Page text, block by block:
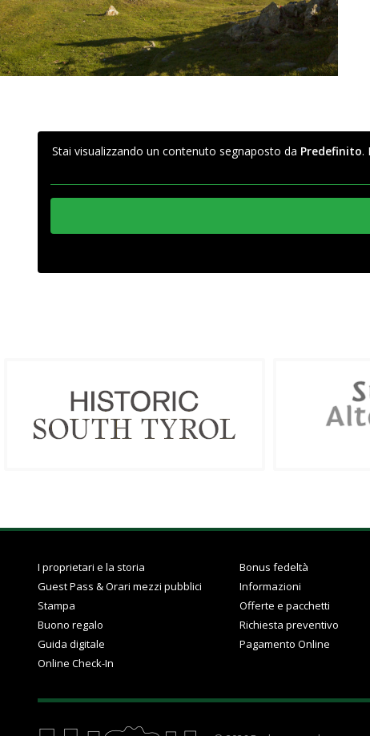
Stai visualizzando un contenuto segnaposto da Predefinito.
I proprietari e la storia
Bonus fedeltà
Guest Pass & Orari mezzi pubblici
Informazioni
Stampa
Offerte e pacchetti
Buono regalo
Richiesta preventivo
Guida digitale
Pagamento Online
Online Check-In